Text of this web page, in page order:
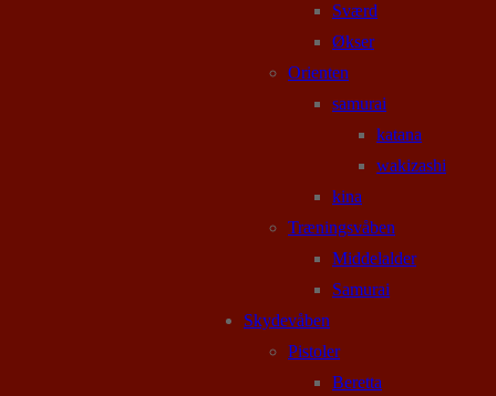
Sværd
Økser
Orienten
samurai
katana
wakizashi
kina
Træningsvåben
Middelalder
Samurai
Skydevåben
Pistoler
Beretta